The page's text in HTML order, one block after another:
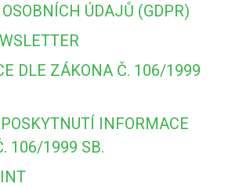
ÚDAJŮ (GDPR)
DLE ZÁKONA Č. 106/1999
INFORMACE
106/1999 SB.